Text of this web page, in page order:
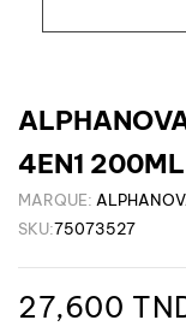
4EN1 200ML
MARQUE:
SKU:75073527
27,600